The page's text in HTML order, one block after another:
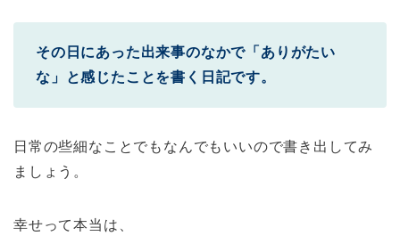
その日にあった出来事のなかで「ありがたい
な」と感じたことを書く日記です。
日常の些細なことでもなんでもいいので書き出してみ
ましょう。
幸せって本当は、